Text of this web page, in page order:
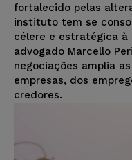
fortalecido pelas
instituto tem se
célere e estratégica à
advogado Marcello
negociações amplia
empresas, dos
credores.